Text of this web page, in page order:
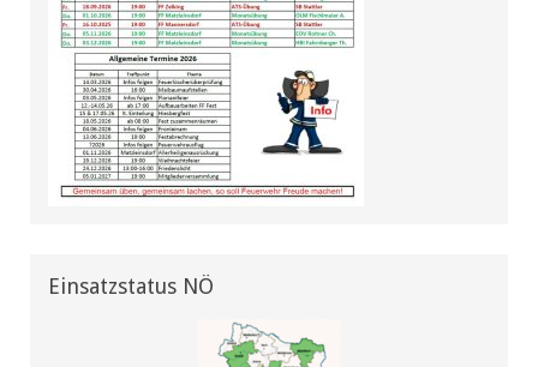
Einsatzstatus NÖ